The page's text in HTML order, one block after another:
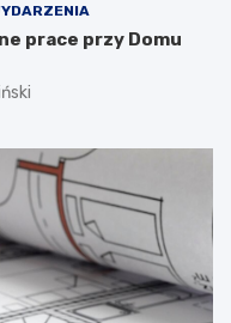
prace przy Domu